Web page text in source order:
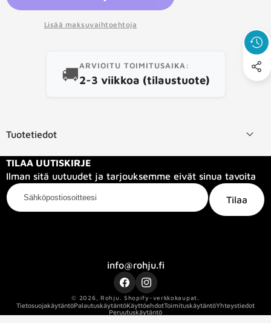
Lisää maksuvaihtoehtoja
🚚ARVIOITU TOIMITUSAIKA:
2-3 viikkoa (tilaustuote)
Tuotetiedot
TILAA UUTISKIRJE
Ilman sitä uutuudet ja tarjouksemme eivät sinua tavoita
Sähköpostiosoitteesi
Tilaa
info@rohju.fi
FacebookInstagram
© 2026, Rohju Shopify-verkkokaupat.
TietosuojakäytäntöPalautuskäytäntöKäyttöehdotToimituskäytäntöYhteystiedot
Peruutuskäytäntö